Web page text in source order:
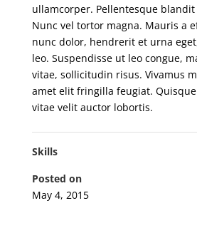
ullamcorper. Pellentesque
Nunc vel tortor magna. Mauris a
nunc dolor, hendrerit et urna
leo. Suspendisse ut leo congue,
vitae, sollicitudin risus. Vivamus
amet elit fringilla feugiat.
vitae velit auctor lobortis.
Skills
Posted on
May 4, 2015